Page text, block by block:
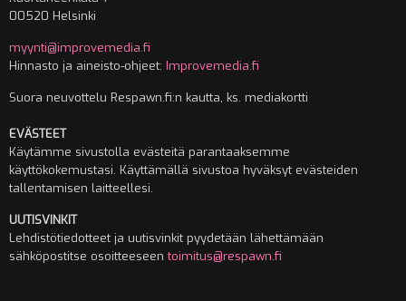
00520 Helsinki
myynti@improvemedia.fi
Hinnasto ja aineisto-ohjeet: Improvemedia.fi
Suora neuvottelu Respawn.fi:n kautta, ks. mediakortti
EVÄSTEET
Käytämme sivustolla evästeitä parantaaksemme
käyttökokemustasi. Käyttämällä sivustoa hyväksyt evästeiden
tallentamisen laitteellesi.
UUTISVINKIT
Lehdistötiedotteet ja uutisvinkit pyydetään lähettämään
sähköpostitse osoitteeseentoimitus@respawn.fi